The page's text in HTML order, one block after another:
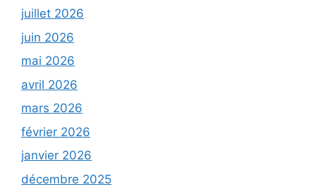
juillet 2026
juin 2026
mai 2026
avril 2026
mars 2026
février 2026
janvier 2026
décembre 2025